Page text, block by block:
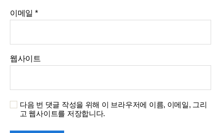
이메일 *
웹사이트
다음 번 댓글 작성을 위해 이 브라우저에 이름, 이메일, 그리
고 웹사이트를 저장합니다.